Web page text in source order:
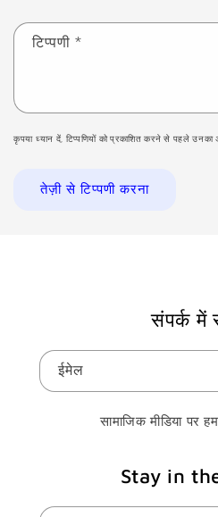
टिप्पणी *
कृपया ध्यान दें, टिप्पणियों को प्रकाशित करने से पहले
संपर्क में
ईमेल
सामाजिक मीडिया पर
Stay in